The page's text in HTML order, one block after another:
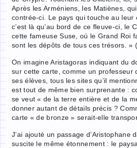
Après les Arméniens, les Matiènes,
contrée-ci. Le pays qui touche au leur
c’est là qu’au bord de ce fleuve-ci, le
cette fameuse Suse, où le Grand Roi
sont les dépôts de tous ces trésors. »
On imagine Aristagoras indiquant du
sur cette carte, comme un professeur
ses élèves, tous les sites qu’il
est tout de même bien surprenante :
se veut « de la terre entière et de la
donner autant de détails précis ?
carte « de bronze » serait-elle
J’ai ajouté un passage d’Aristophane
suscite le même étonnement : le